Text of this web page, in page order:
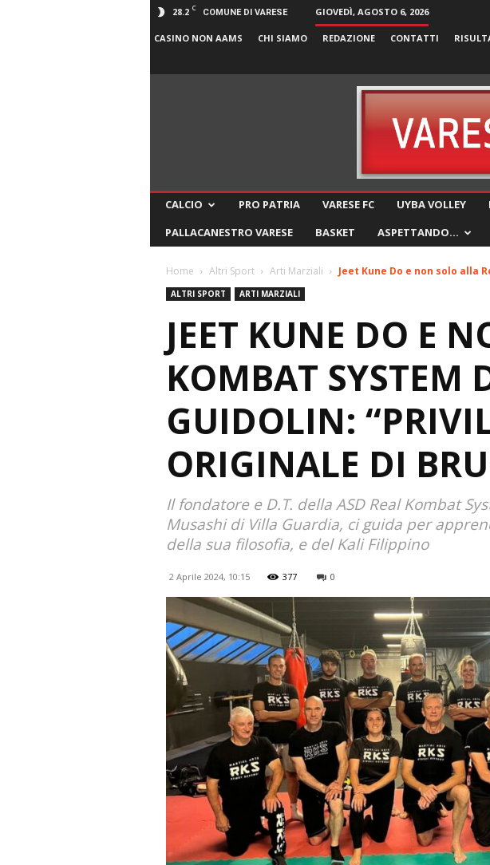
28.2 C COMUNE DI VARESE GIOVEDÌ, AGOSTO 6, 2026
CASINO NON AAMS CHI SIAMO REDAZIONE CONTATTI
CALCIO PRO PATRIA VARESE FC UYBA VOLLEY
PALLACANESTRO VARESE
BASKET ASPETTANDO…
Home Altri Sport Arti Marziali Jeet Kune Do e non solo alla
ALTRI SPORT ARTI MARZIALI
JEET KUNE DO E
KOMBAT SYSTEM
GUIDOLIN:
ORIGINALE DI
Il fondatore e D.T. della ASD Real Kombat
Musashi di Villa Guardia, ci guida per
della sua filosofia, e del Kali Filippino
2 Aprile 2024, 10:15 377 0